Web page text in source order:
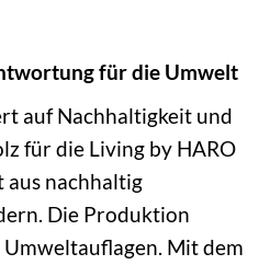
für die Umwelt
auf Nachhaltigkeit und
für die Living by HARO
aus nachhaltig
Die Produktion
Mit dem